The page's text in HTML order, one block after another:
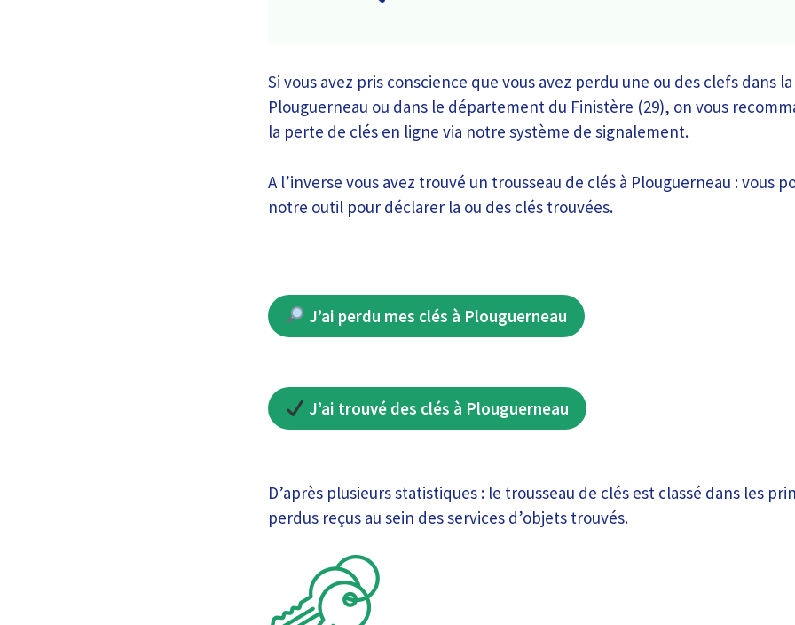
Si vous avez pris conscience que vous avez perdu une ou des clefs dans
Plouguerneau ou dans le département du Finistère (29), on vous
la perte de clés en ligne via notre système de signalement.
A l’inverse vous avez trouvé un trousseau de clés à Plouguerneau : vous
notre outil pour déclarer la ou des clés trouvées.
J’ai perdu mes clés à Plouguerneau
J’ai trouvé des clés à Plouguerneau
D’après plusieurs statistiques : le trousseau de clés est classé dans les
perdus reçus au sein des services d’objets trouvés.